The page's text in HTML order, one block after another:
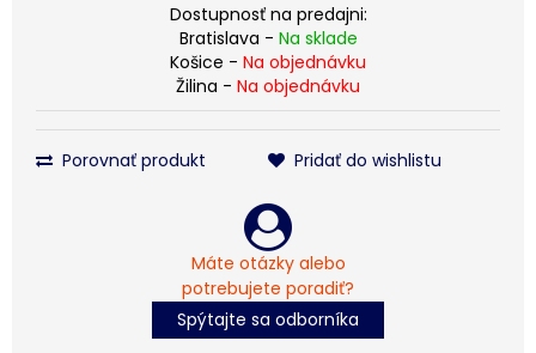
Dostupnosť na predajni:
Bratislava - Na sklade
Košice - Na objednávku
Žilina - Na objednávku
Porovnať produkt Pridať do wishlistu
Máte otázky alebo
potrebujete poradiť?
Spýtajte sa odborníka